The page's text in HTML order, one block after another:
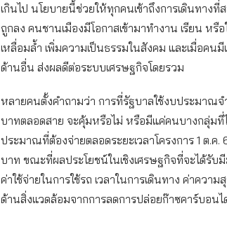
เกินไป นโยบายนี้ช่วยให้ทุกคนเข้าถึงการเดินทางที่
ถูกลง คนชานเมืองมีโอกาสเข้ามาทำงาน เรียน หรื
เหลื่อมล้ำ เพิ่มความเป็นธรรมในสังคม และเมื่อคนมี
ด้านอื่น ส่งผลดีต่อระบบเศรษฐกิจโดยรวม
หลายคนตั้งคำถามว่า การที่รัฐบาลใช้งบประมาณ
บาทตลอดสาย จะคุ้มหรือไม่ หรือมีแค่คนบางกลุ่มที่
ประมาณที่ต้องจ่ายตลอดระยะเวลาโครงการ 1 ต
บาท ขณะที่ผลประโยชน์ในเชิงเศรษฐกิจที่จะได้รั
ค่าใช้จ่ายในการใช้รถ เวลาในการเดินทาง ค่าคว
ด้านสิ่งแวดล้อมจากการลดการปล่อยก๊าซคาร์บอนไ